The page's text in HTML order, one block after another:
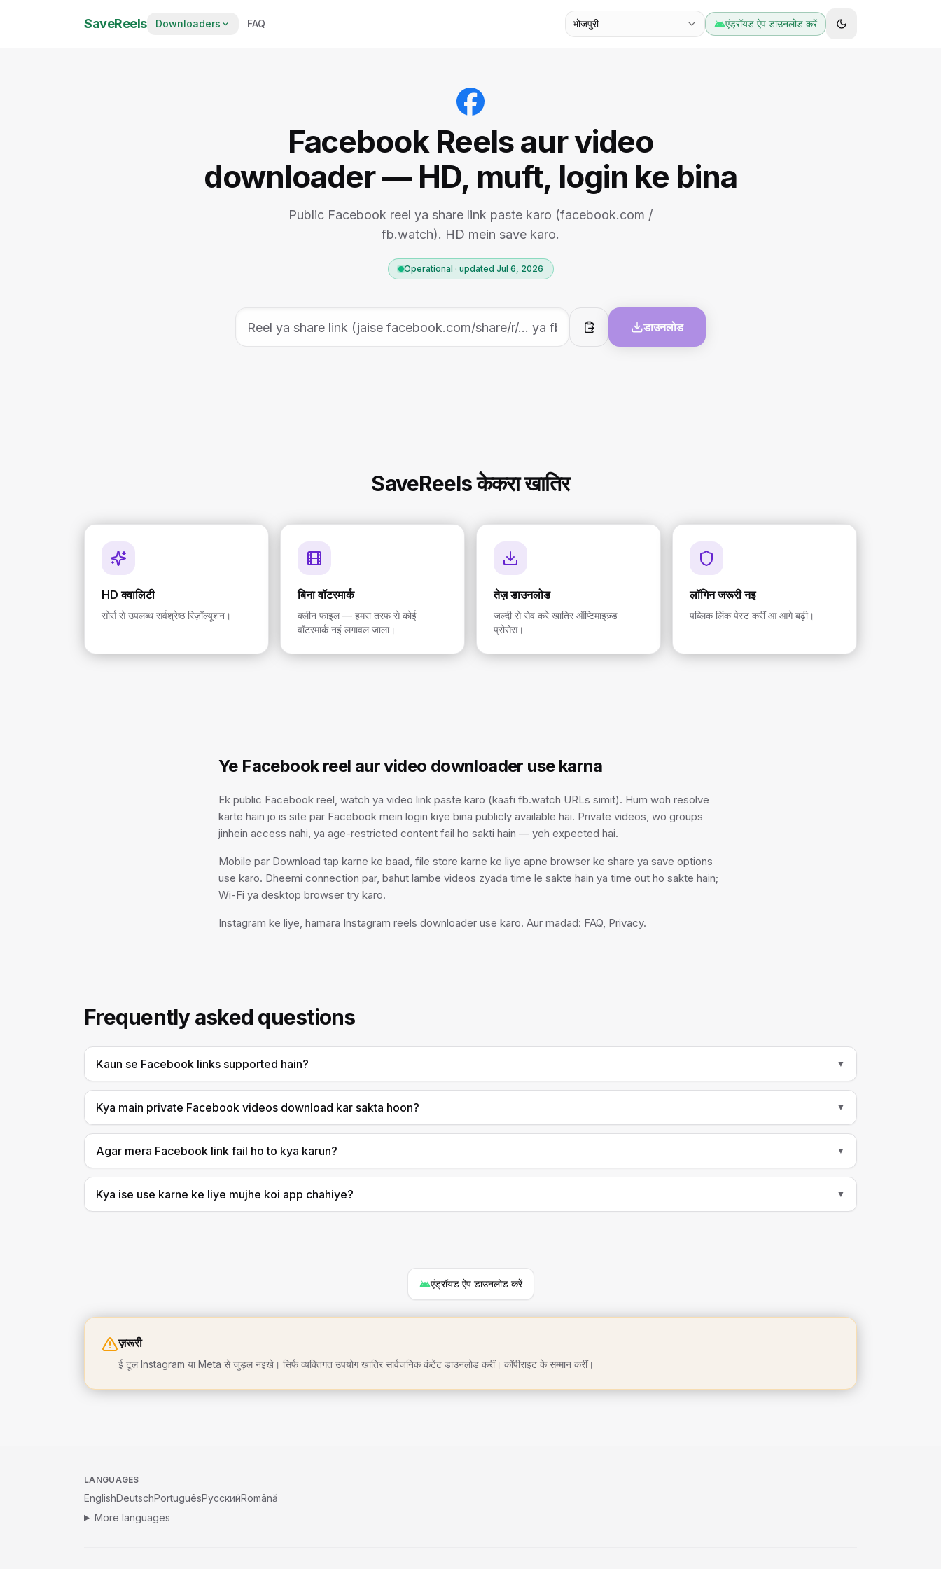
SaveReels Downloaders FAQ भोजपुरी एंड्रॉयड ऐप डाउनलोड करें
Facebook Reels aur video
downloader — HD, muft, login ke bina
Public Facebook reel ya share link paste karo (facebook.com /
fb.watch). HD mein save karo.
Operational · updated Jul 6, 2026
पेस्ट
डाउनलोड
SaveReels केकरा खातिर
HD क्वालिटी
सोर्स से उपलब्ध सर्वश्रेष्ठ रिज़ॉल्यूशन।
बिना वॉटरमार्क
क्लीन फाइल — हमरा तरफ से कोई
वॉटरमार्क नइं लगावल जाला।
तेज़ डाउनलोड
जल्दी से सेव करे खातिर ऑप्टिमाइज़्ड
प्रोसेस।
लॉगिन जरूरी नइ
पब्लिक लिंक पेस्ट करीं आ आगे बढ़ी।
Ye Facebook reel aur video downloader use karna
Ek public Facebook reel, watch ya video link paste karo (kaafi fb.watch URLs simit). Hum woh resolve
karte hain jo is site par Facebook mein login kiye bina publicly available hai. Private videos, wo groups
jinhein access nahi, ya age-restricted content fail ho sakti hain — yeh expected hai.
Mobile par Download tap karne ke baad, file store karne ke liye apne browser ke share ya save options
use karo. Dheemi connection par, bahut lambe videos zyada time le sakte hain ya time out ho sakte hain;
Wi-Fi ya desktop browser try karo.
Instagram ke liye, hamara Instagram reels downloader use karo. Aur madad: FAQ, Privacy.
Frequently asked questions
Kaun se Facebook links supported hain? ▼
Kya main private Facebook videos download kar sakta hoon? ▼
Agar mera Facebook link fail ho to kya karun? ▼
Kya ise use karne ke liye mujhe koi app chahiye? ▼
एंड्रॉयड ऐप डाउनलोड करें
ज़रूरी
ई टूल Instagram या Meta से जुड़ल नइखे। सिर्फ व्यक्तिगत उपयोग खातिर सार्वजनिक कंटेंट डाउनलोड करीं। कॉपीराइट के सम्मान करीं।
LANGUAGES
EnglishDeutschPortuguêsРусскийRomână
More languages